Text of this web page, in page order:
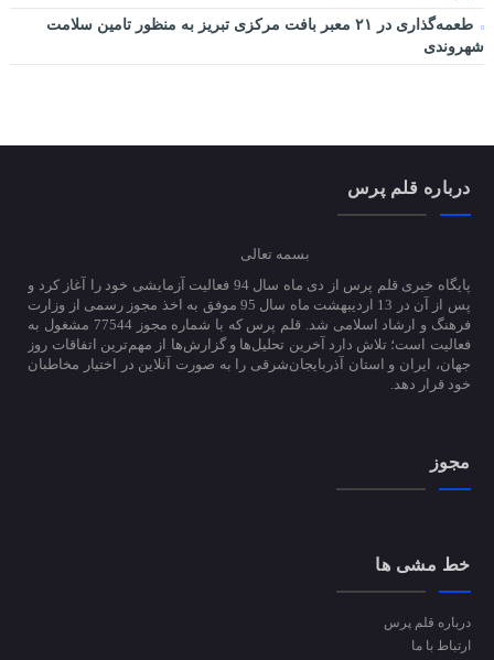
طعمه‌گذاری در ۲۱ معبر بافت مرکزی تبریز به منظور تامین سلامت
شهروندی
درباره قلم پرس
بسمه تعالی
پایگاه خبری قلم پرس از دی ماه سال 94 فعالیت آزمایشی خود را آغاز کرد و
پس از آن در 13 اردیبهشت ماه سال 95 موفق به اخذ مجوز رسمی از وزارت
فرهنگ و ارشاد اسلامی شد. قلم پرس که با شماره مجوز 77544 مشغول به
فعالیت است؛ تلاش دارد آخرین تحلیل‌ها و گزارش‌ها از مهم‌ترین اتفاقات روز
جهان، ایران و استان آذربایجان‌شرقی را به صورت آنلاین در اختیار مخاطبان
خود قرار دهد.
مجوز
خط مشی ها
درباره قلم پرس
ارتباط با ما